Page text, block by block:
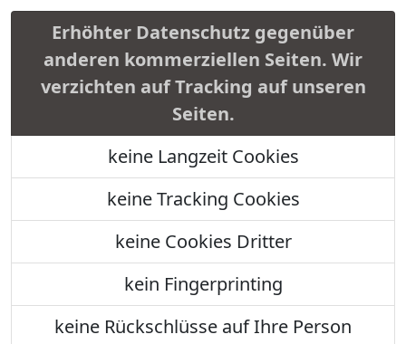
Erhöhter Datenschutz gegenüber
anderen kommerziellen Seiten. Wir
verzichten auf Tracking auf unseren
Seiten.
keine Langzeit Cookies
keine Tracking Cookies
keine Cookies Dritter
kein Fingerprinting
keine Rückschlüsse auf Ihre Person